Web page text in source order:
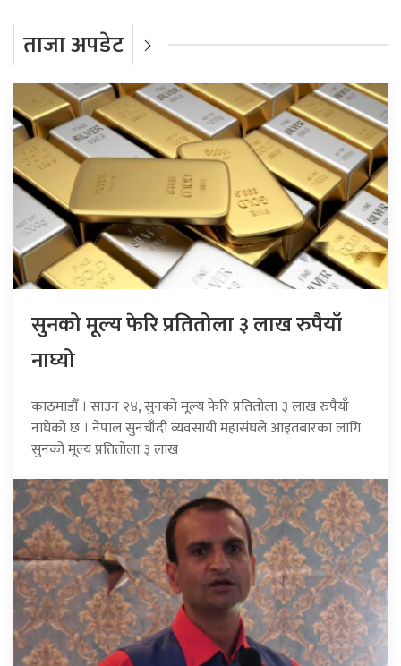
ताजा अपडेट
सुनको मूल्य फेरि प्रतितोला ३ लाख रुपैयाँ
नाघ्यो
काठमाडौँ । साउन २४, सुनको मूल्य फेरि प्रतितोला ३ लाख रुपैयाँ
नाघेको छ । नेपाल सुनचाँदी व्यवसायी महासंघले आइतबारका लागि
सुनको मूल्य प्रतितोला ३ लाख